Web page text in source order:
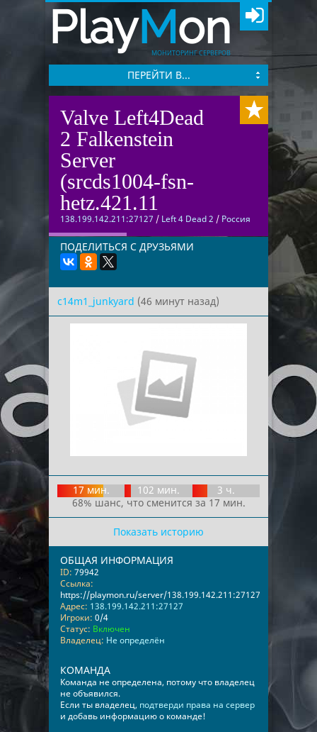
PlayMon
МОНИТОРИНГ СЕРВЕРОВ
ПЕРЕЙТИ В...
Valve Left4Dead
2 Falkenstein
Server
(srcds1004-fsn-
hetz.421.11
138.199.142.211:27127 / Left 4 Dead 2 / Россия
ПОДЕЛИТЬСЯ С ДРУЗЬЯМИ
c14m1_junkyard (46 минут назад)
17 мин. 102 мин.
3 ч.
68% шанс, что сменится за 17 мин.
Показать историю
ОБЩАЯ ИНФОРМАЦИЯ
ID: 79942
Ссылка:
https://playmon.ru/server/138.199.142.211:27127
Адрес: 138.199.142.211:27127
Игроки: 0/4
Статус: Включен
Владелец: Не определён
КОМАНДА
Команда не определена, потому что владелец
не объявился.
Если ты владелец, подтверди права на сервер
и добавь информацию о команде!